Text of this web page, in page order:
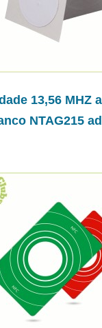
13,56 MHZ
NTAG215